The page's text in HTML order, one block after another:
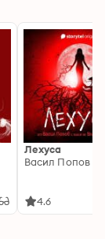
Лехуса
Васил Попов
4.6